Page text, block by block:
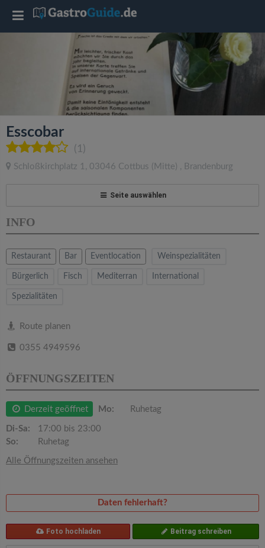
Esscobar
(1)
Schloßkirchplatz 1 , 03046 Cottbus (Mitte) , Brandenburg
Seite auswählen
INFO
Restaurant Bar Eventlocation Weinspezialitäten
Bürgerlich Fisch Mediterran International
Spezialitäten
Route planen
0355 4949596
ÖFFNUNGSZEITEN
Derzeit geöffnet Mo: Ruhetag
Di-Sa:
17:00 bis 23:00
So:
Ruhetag
Alle Öffnungszeiten ansehen
Daten fehlerhaft?
Foto hochladen Beitrag schreiben
T
l
e
a
v
i
g
t
o